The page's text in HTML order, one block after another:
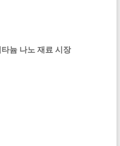
늄 나노 재료 시장